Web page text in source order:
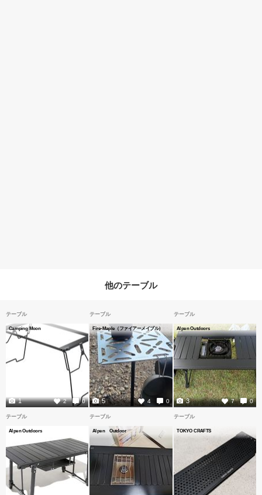
他のテーブル
テーブル
Camping Moon
2 0
1
テーブル
Fire-Maple（ファイアーメイプル）
4 0
5
テーブル
Alpen Outdoors
7 0
3
テーブル
Alpen Outdoors
テーブル
Alpen Outdoor
テーブル
TOKYO CRAFTS